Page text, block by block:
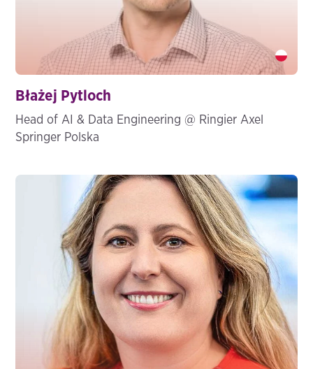
Błażej Pytloch
Head of AI & Data Engineering @ Ringier Axel
Springer Polska